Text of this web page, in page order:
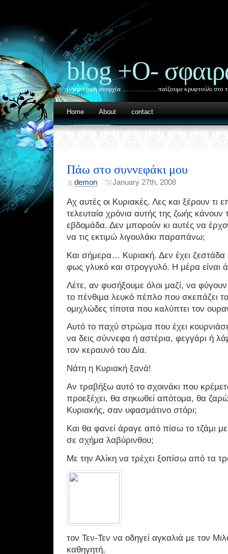
blog +Ο-
ιντερνετική αναρχία ……………. παίζουμε κρυφτούλι στο
Home About contact
Πάω στο συννεφάκι μου
demon January 27th, 2008
Αχ αυτές οι Κυριακές. Λες και ξέρουν
τελευταία χρόνια αυτής της ζωής
εβδομάδα. Δεν μπορούν κι αυτές να
να τις εκτιμώ λιγουλάκι παραπάνω;
Και σήμερα… Κυριακή. Δεν έχει
φως γλυκό και στρογγυλό. Η μέρα
Λέτε, αν φυσήξουμε όλοι μαζί, να
το πένθιμα λευκό πέπλο που σκεπάζει
ομιχλώδες τίποτα που καλύπτει τον
Αυτό το παχύ στρώμα που έχει
να δεις σύννεφα ή αστέρια, φεγγάρι ή
τον κεραυνό του Δία.
Νάτη η Κυριακή ξανά!
Αν τραβήξω αυτό το σχοινάκι που
προεξέχει, θα σηκωθεί απότομα, θα
Κυριακής, σαν υφασμάτινο στόρι;
Και θα φανεί άραγε από πίσω το τζάμι
σε σχήμα λαβύρινθου;
Με την Αλίκη να τρέχει ξοπίσω από τα
τον Τεν-Τεν να οδηγεί αγκαλιά με τον
καθηγητή,